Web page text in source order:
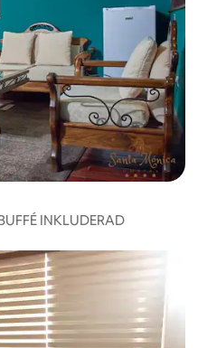
INKLUDERAD